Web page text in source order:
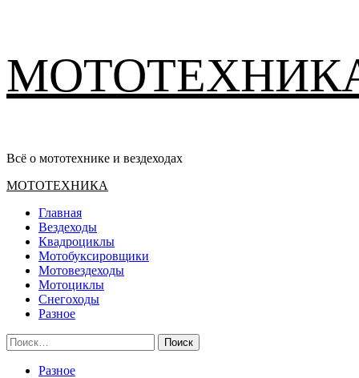
содержимому
Всё о мототехнике и вездеходах
Основное
МОТОТЕХНИКА
Главная
Вездеходы
Квадроциклы
Мотобуксировщики
Мотовездеходы
Мотоциклы
Снегоходы
Разное
Найти:
Разное